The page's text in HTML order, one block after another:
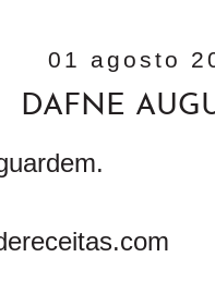
01 agosto
DAFNE